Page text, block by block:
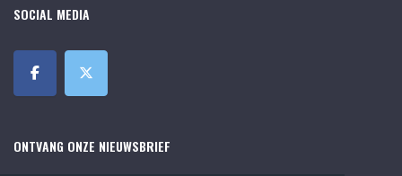
SOCIAL MEDIA
ONTVANG ONZE NIEUWSBRIEF